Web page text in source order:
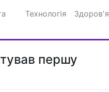
Технологія Здоров'я
першу